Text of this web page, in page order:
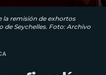
la remisión de exhortos
Seychelles. Foto: Archivo